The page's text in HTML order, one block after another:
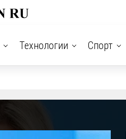
Технологии Спорт